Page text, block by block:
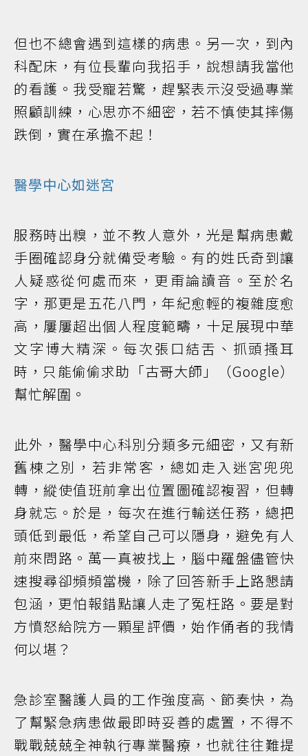
但也不總會遇到這樣的病患。另一次，到內
科配床，有位長輩向我招手，說想請我當他
的看護。我受寵若驚，趕緊表示沒受過專業
照顧訓練，心思亦不細密，若不慎使其摔傷
跌倒，實在承擔不起！
醫學中心如迷宮
服務時出糗，並不教人意外，光是幫病患戴
手圈確認身分就備受考驗。有的姓氏奇到讓
人疑惑從何處而來，更甭論讀音。至於名
字，那更是五花八門，年紀愈輕的複雜度愈
高，屢屢超出個人程度範疇，十足展現中華
文字博大精深。每次張口結舌、抓頭搔耳
時，只能偷偷求助「古哥大師」（Google）
幫忙解圍。
此外，醫學中心科別分類多元細密，又有新
舊棟之別，若非常客，總如走入迷宮兜兜
轉，縱使值班前拿出位置圖確認複習，但轉
身就忘。於是，每次在進行輸送任務，總把
頭低到最低，希望自己可以隱身，避免有人
前來問路。萬一真被找上，腦中羅盤儘管快
速搜尋卻頻頻當機，除了回答新手上路懇請
包涵，更怕報錯點讓人走了冤枉路。要是對
方憤怒給院方一顆星評價，始作俑者的我情
何以堪？
急診室醫護人員的工作強度高、節奏快，為
了幫緊急病患做最即時妥善的處置，不得不
戰戰兢兢全神執行專業醫療，也就往往難提